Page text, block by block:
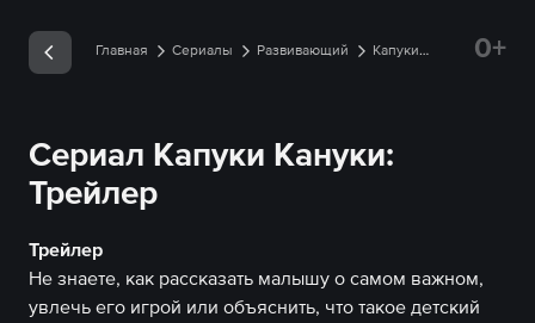
Главная Сериалы Развивающий
Капуки
0+
Сериал Капуки Кануки:
Трейлер
Трейлер
Не знаете, как рассказать малышу о самом важном,
увлечь его игрой или объяснить, что такое детский